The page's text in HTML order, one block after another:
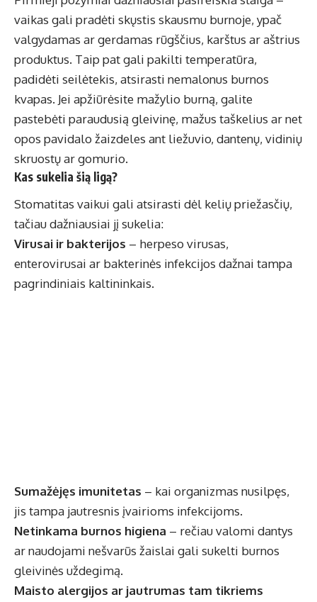
vaikas gali pradėti skųstis skausmu burnoje, ypač
valgydamas ar gerdamas rūgščius, karštus ar aštrius
produktus. Taip pat gali pakilti temperatūra,
padidėti seilėtekis, atsirasti nemalonus burnos
kvapas. Jei apžiūrėsite mažylio burną, galite
pastebėti paraudusią gleivinę, mažus taškelius ar net
opos pavidalo žaizdeles ant liežuvio, dantenų, vidinių
skruostų ar gomurio.
Kas sukelia šią ligą?
Stomatitas vaikui gali atsirasti dėl kelių priežasčių,
tačiau dažniausiai jį sukelia:
Virusai ir bakterijos – herpeso virusas,
enterovirusai ar bakterinės infekcijos dažnai tampa
pagrindiniais kaltininkais.
Sumažėjęs imunitetas – kai organizmas nusilpęs,
jis tampa jautresnis įvairioms infekcijoms.
Netinkama burnos higiena – rečiau valomi dantys
ar naudojami nešvarūs žaislai gali sukelti burnos
gleivinės uždegimą.
Maisto alergijos ar jautrumas tam tikriems